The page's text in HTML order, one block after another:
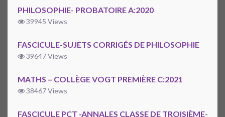
PHILOSOPHIE- PROBATOIRE A:2020
39945 Views
FASCICULE-SUJETS CORRIGÉS DE PHILOSOPHIE
39647 Views
MATHS – COLLÈGE VOGT PREMIÈRE C:2021
38467 Views
FASCICULE PCT -ANNALES CLASSE DE TROISIÈME-